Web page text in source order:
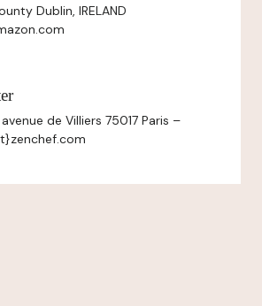
Dublin, IRELAND
de Villiers 75017 Paris –